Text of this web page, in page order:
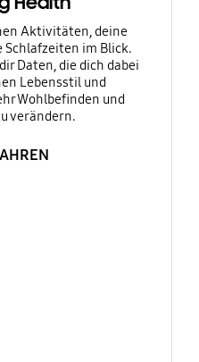
Aktivitäten, deine
Schlafzeiten im Blick.
Daten, die dich dabei
Lebensstil und
Wohlbefinden und
verändern.